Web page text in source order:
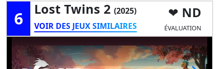
6 Lost Twins 2 (2025)
VOIR DES JEUX SIMILAIRES
ND
ÉVALUATION